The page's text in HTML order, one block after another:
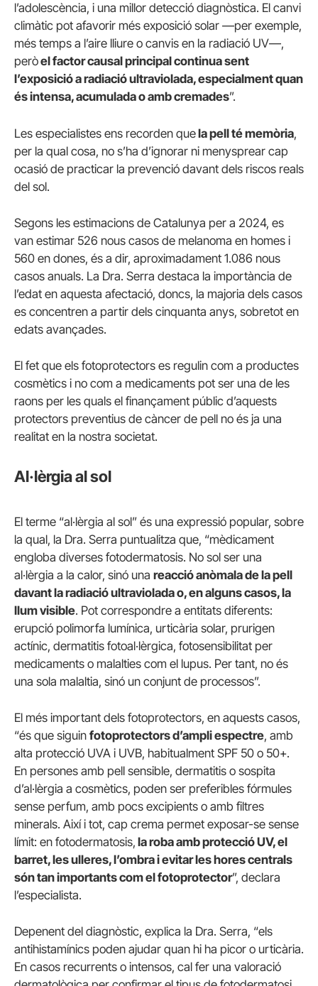
l’adolescència, i una millor detecció diagnòstica. El canvi
climàtic pot afavorir més exposició solar —per exemple,
més temps a l’aire lliure o canvis en la radiació UV—,
peròel factor causal principal continua sent
l’exposició a radiació ultraviolada, especialment quan
és intensa, acumulada o amb cremades”.
Les especialistes ens recorden quela pell té memòria,
per la qual cosa, no s’ha d’ignorar ni menysprear cap
ocasió de practicar la prevenció davant dels riscos reals
del sol.
Segons les estimacions de Catalunya per a 2024, es
van estimar 526 nous casos de melanoma en homes i
560 en dones, és a dir, aproximadament 1.086 nous
casos anuals. La Dra. Serra destaca la importància de
l’edat en aquesta afectació, doncs, la majoria dels casos
es concentren a partir dels cinquanta anys, sobretot en
edats avançades.
El fet que els fotoprotectors es regulin com a productes
cosmètics i no com a medicaments pot ser una de les
raons per les quals el finançament públic d’aquests
protectors preventius de càncer de pell no és ja una
realitat en la nostra societat.
Al·lèrgia al sol
El terme “al·lèrgia al sol” és una expressió popular, sobre
la qual, la Dra. Serra puntualitza que, “mèdicament
engloba diverses fotodermatosis. No sol ser una
al·lèrgia a la calor, sinó una reacció anòmala de la pell
davant la radiació ultraviolada o, en alguns casos, la
llum visible. Pot correspondre a entitats diferents:
erupció polimorfa lumínica, urticària solar, prurigen
actínic, dermatitis fotoal·lèrgica, fotosensibilitat per
medicaments o malalties com el lupus. Per tant, no és
una sola malaltia, sinó un conjunt de processos”.
El més important dels fotoprotectors, en aquests casos,
“és que siguin fotoprotectors d’ampli espectre, amb
alta protecció UVA i UVB, habitualment SPF 50 o 50+.
En persones amb pell sensible, dermatitis o sospita
d’al·lèrgia a cosmètics, poden ser preferibles fórmules
sense perfum, amb pocs excipients o amb filtres
minerals. Així i tot, cap crema permet exposar-se sense
límit: en fotodermatosis, la roba amb protecció UV, el
barret, les ulleres, l’ombra i evitar les hores centrals
són tan importants com el fotoprotector”, declara
l’especialista.
Depenent del diagnòstic, explica la Dra. Serra, “els
antihistamínics poden ajudar quan hi ha picor o urticària.
En casos recurrents o intensos, cal fer una valoració